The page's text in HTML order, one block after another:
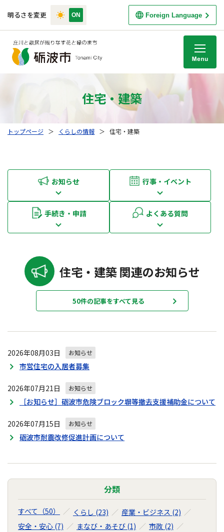
明るさを変更 Foreign Language
住宅・建築
トップページ ＞ くらしの情報 ＞ 住宅・建築
お知らせ 行事・イベント
手続き・申請 よくある質問
住宅・建築 関連のお知らせ
50件の記事をすべて見る
2026年08月03日 お知らせ
市営住宅の入居者募集
2026年07月21日 お知らせ
［お知らせ］砺波市危険ブロック塀等撤去支援補助金について
2026年07月15日 お知らせ
砺波市耐震改修促進計画について
分類
すべて（50） くらし (23)
産業・ビジネス (2)
安全・安心 (7)
まなび・あそび (1)
市政 (2)